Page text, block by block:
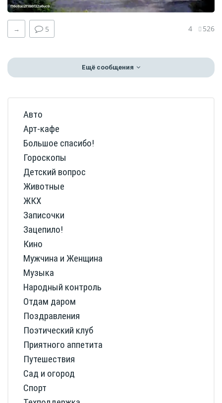
→ 5 4 526
Ещё сообщения
Авто
Арт-кафе
Большое спасибо!
Гороскопы
Детский вопрос
Животные
ЖКХ
Записочки
Зацепило!
Кино
Мужчина и Женщина
Музыка
Народный контроль
Отдам даром
Поздравления
Поэтический клуб
Приятного аппетита
Путешествия
Сад и огород
Спорт